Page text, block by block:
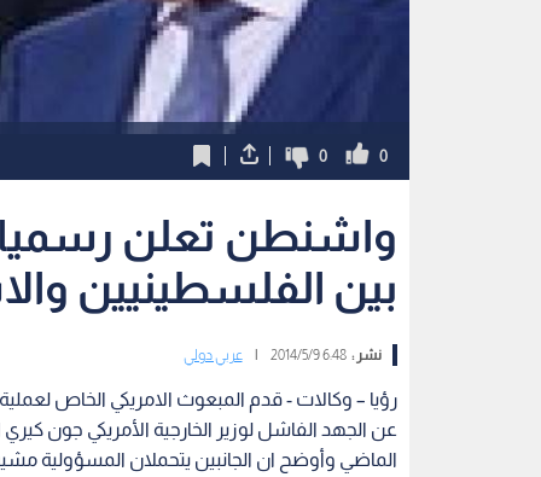
0
0
واشنطن تعلن
بين الفلسطينيين
نشر :6:48 2014/5/9 عربي دولي
رؤيا – وكالات - قدم المبعوث الامريكي الخاص
الماضي وأوضح ان الجانبين يتحملان المسؤولية